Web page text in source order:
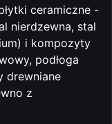
ceramiczne -
nierdzewna, stal
i kompozyty
podłoga
drewniane
z